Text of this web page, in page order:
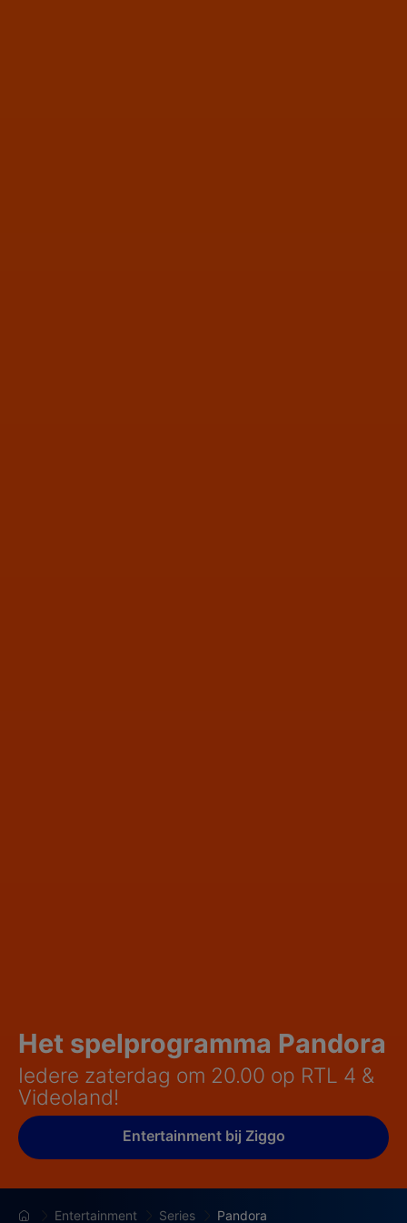
Het spelprogramma Pandora
Iedere zaterdag om 20.00 op RTL 4 &
Videoland!
Entertainment bij Ziggo
Entertainment Series Pandora